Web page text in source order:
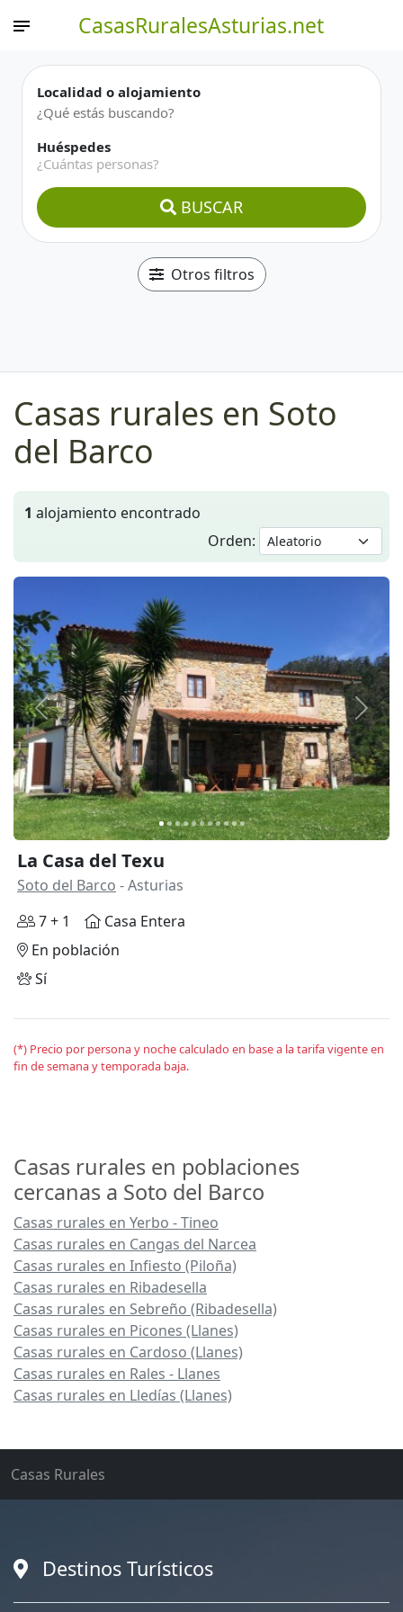
CasasRuralesAsturias.net
Localidad o alojamiento
Huéspedes
¿Cuántas personas?
BUSCAR
Otros filtros
Casas rurales en Soto
del Barco
1 alojamiento encontrado
Orden:
Anterior
La Casa del Texu
Soto del Barco - Asturias
7 + 1
Casa Entera
En población
Sí
(*) Precio por persona y noche calculado en base a la tarifa vigente en
fin de semana y temporada baja.
Casas rurales en poblaciones
cercanas a Soto del Barco
Casas rurales en Yerbo - Tineo
Casas rurales en Cangas del Narcea
Casas rurales en Infiesto (Piloña)
Casas rurales en Ribadesella
Casas rurales en Sebreño (Ribadesella)
Casas rurales en Picones (Llanes)
Casas rurales en Cardoso (Llanes)
Casas rurales en Rales - Llanes
Casas rurales en Lledías (Llanes)
Casas Rurales
Destinos Turísticos